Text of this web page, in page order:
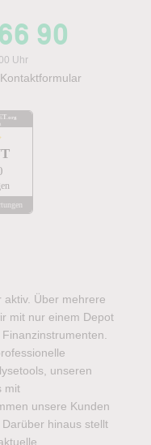
90
Uhr
Kontaktformular
.org
aktiv. Über mehrere
mit nur einem Depot
unseren
mit
unsere Kunden
hinaus stellt